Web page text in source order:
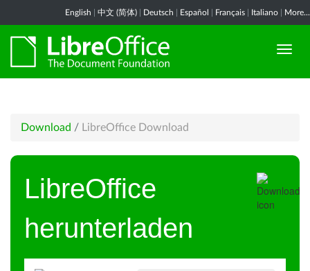
English 中文 (简体) Deutsch Español Français Italiano More...
Download / LibreOffice Download
LibreOffice
herunterladen